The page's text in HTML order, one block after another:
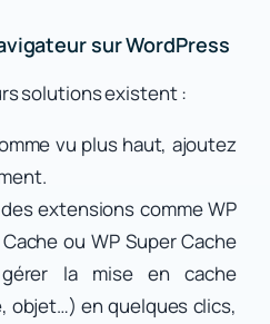
sur WordPress
solutions existent :
vu plus haut, ajoutez
extensions comme WP
ou WP Super Cache
la mise en cache
objet…) en quelques clics,